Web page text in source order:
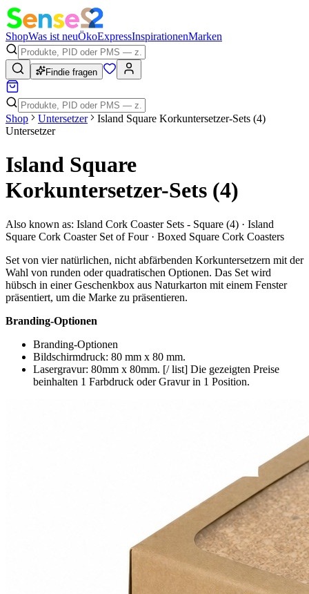
ShopWas ist neuÖkoExpressInspirationenMarken
Findie fragen
Shop Untersetzer
Island Square Korkuntersetzer-Sets (4)
Untersetzer
Island Square
Korkuntersetzer-Sets (4)
Also known as: Island Cork Coaster Sets - Square (4) · Island
Square Cork Coaster Set of Four · Boxed Square Cork Coasters
Set von vier natürlichen, nicht abfärbenden Korkuntersetzern mit der
Wahl von runden oder quadratischen Optionen. Das Set wird
hübsch in einer Geschenkbox aus Naturkarton mit einem Fenster
präsentiert, um die Marke zu präsentieren.
Branding-Optionen
Branding-Optionen
Bildschirmdruck: 80 mm x 80 mm.
Lasergravur: 80mm x 80mm. [/ list] Die gezeigten Preise
beinhalten 1 Farbdruck oder Gravur in 1 Position.